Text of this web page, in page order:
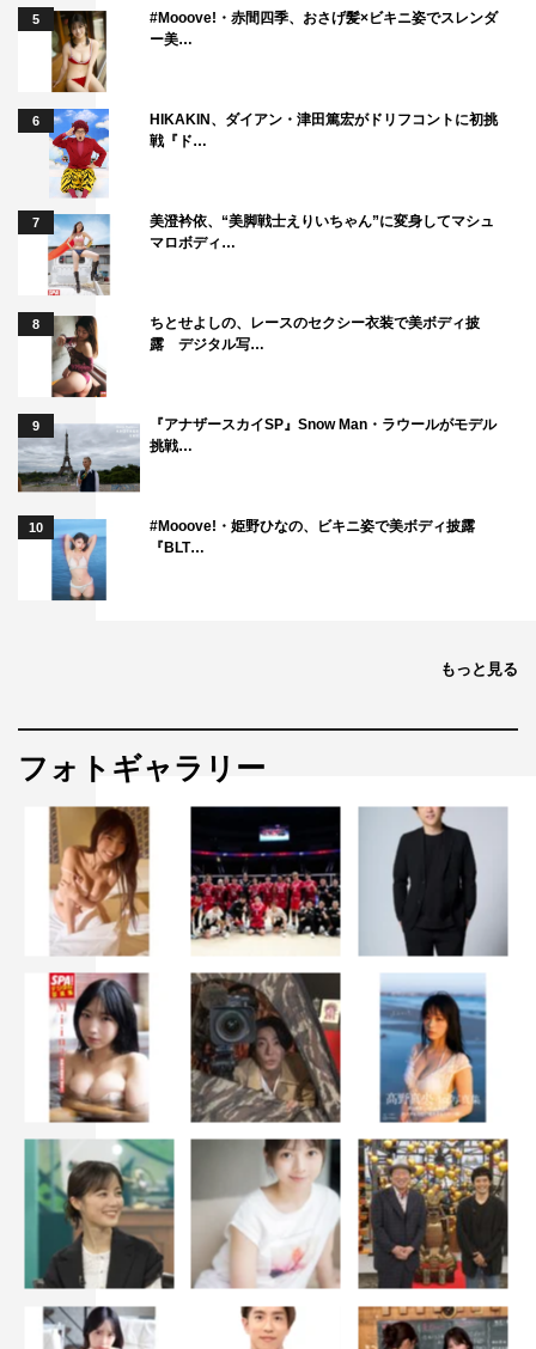
5
#Mooove!・赤間四季、おさげ髪×ビキニ姿でスレンダ
ー美…
6
HIKAKIN、ダイアン・津田篤宏がドリフコントに初挑
戦『ド…
7
美澄衿依、“美脚戦士えりいちゃん”に変身してマシュ
マロボディ…
8
ちとせよしの、レースのセクシー衣装で美ボディ披
露 デジタル写…
9
『アナザースカイSP』Snow Man・ラウールがモデル
挑戦…
10
#Mooove!・姫野ひなの、ビキニ姿で美ボディ披露
『BLT…
もっと見る
フォトギャラリー